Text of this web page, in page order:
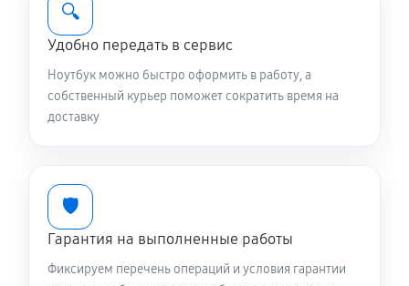
Настройка ОС ноутбука Asus B5 B5302CEAKG0481W
980 руб 60 минут
Ремонт подсветки ноутбука Asus B5
B5302CEAKG0481W
Настройка BIOS ноутбука Asus B5
B5302CEAKG0481W
840 руб 60 минут
🔍
Удобно передать в сервис
Ноутбук можно быстро оформить в работу, а
собственный курьер поможет сократить время на
доставку
🛡️
Гарантия на выполненные работы
Фиксируем перечень операций и условия гарантии